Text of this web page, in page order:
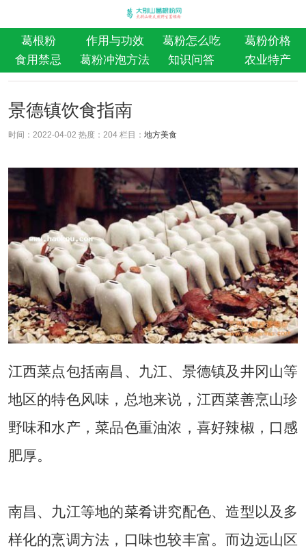
葛根粉 作用与功效 葛粉怎么吃
葛粉价格
食用禁忌
葛粉冲泡方法 知识问答 农业特产
景德镇饮食指南
时间：2022-04-02 热度： 204 栏目： 地方美食
江西菜点包括南昌、九江、景德镇及井冈山等
地区的特色风味，总地来说，江西菜善烹山珍
野味和水产，菜品色重油浓，喜好辣椒，口感
肥厚。
南昌、九江等地的菜肴讲究配色、造型以及多
样化的烹调方法，口味也较丰富。而边远山区